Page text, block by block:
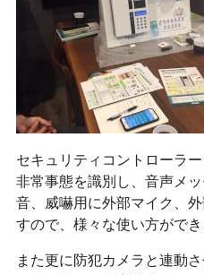
セキュリティコントローラ
非常事態を識別し、 音声メ
音、威嚇用に外部マイク、
すので、様々な使い方ができ
また更に防犯カメラと連動